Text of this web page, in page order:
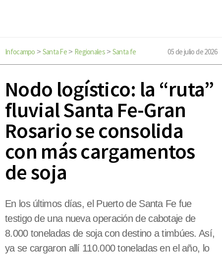
Infocampo > Santa Fe> Regionales> Santa fe 05 de julio de 2026
Nodo logístico: la “ruta”
fluvial Santa Fe-Gran
Rosario se consolida
con más cargamentos
de soja
En los últimos días, el Puerto de Santa Fe fue
testigo de una nueva operación de cabotaje de
8.000 toneladas de soja con destino a timbúes. Así,
ya se cargaron allí 110.000 toneladas en el año, lo